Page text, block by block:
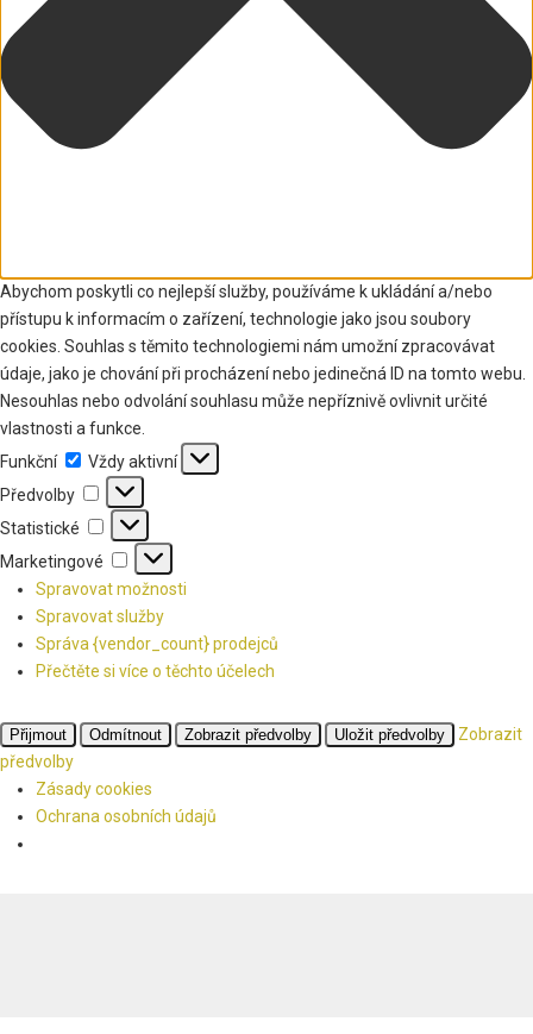
Abychom poskytli co nejlepší služby, používáme k ukládání a/nebo
přístupu k informacím o zařízení, technologie jako jsou soubory
cookies. Souhlas s těmito technologiemi nám umožní zpracovávat
údaje, jako je chování při procházení nebo jedinečná ID na tomto webu.
Nesouhlas nebo odvolání souhlasu může nepříznivě ovlivnit určité
vlastnosti a funkce.
Funkční
Funkční
Vždy aktivní
Předvolby
Předvolby
Statistické Statistické
Marketingové
Marketingové
Spravovat možnosti
Spravovat služby
Správa {vendor_count} prodejců
Přečtěte si více o těchto účelech
Přijmout Odmítnout Zobrazit předvolby Uložit předvolby
Zobrazit
předvolby
Zásady cookies
Ochrana osobních údajů